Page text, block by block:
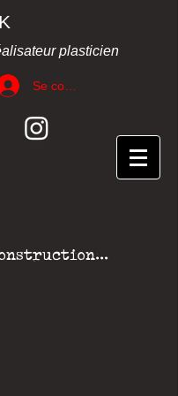
plasticien
Se connecter